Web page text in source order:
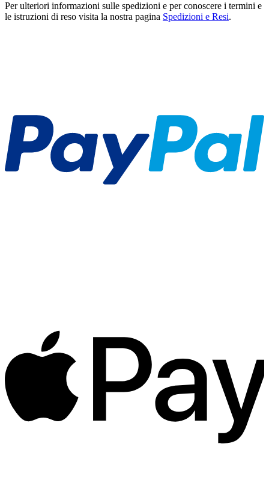
Per ulteriori informazioni sulle spedizioni e per conoscere i termini e
le istruzioni di reso visita la nostra pagina Spedizioni e Resi.